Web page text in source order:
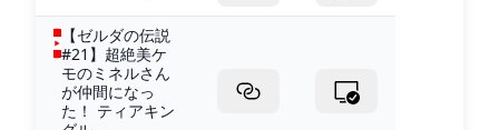
【ゼルダの伝説
#21】超絶美ケ
モのミネルさん
が仲間になっ
た！ ティアキン